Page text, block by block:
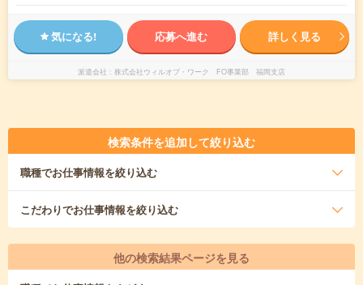
気になる! 応募へ進む 詳しく見る
派遣会社 株式会社ウィルオブ・ワーク FO事業部 福岡支店
検索条件を追加して絞り込む
職種でお仕事情報を絞り込む
こだわりでお仕事情報を絞り込む
他の検索結果ページを見る